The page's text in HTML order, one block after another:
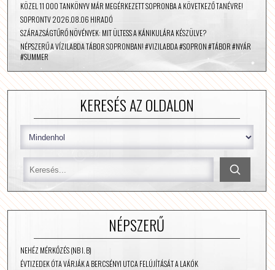
KÖZEL 11 000 TANKÖNYV MÁR MEGÉRKEZETT SOPRONBA A KÖVETKEZŐ TANÉVRE!
SOPRONTV 2026.08.06 HIRADÓ
SZÁRAZSÁGTŰRŐ NÖVÉNYEK: MIT ÜLTESS A KÁNIKULÁRA KÉSZÜLVE?
NÉPSZERŰ A VÍZILABDA TÁBOR SOPRONBAN! #VIZILABDA #SOPRON #TÁBOR #NYÁR
#SUMMER
KERESÉS AZ OLDALON
NÉPSZERŰ
NEHÉZ MÉRKŐZÉS (NB I. B)
ÉVTIZEDEK ÓTA VÁRJÁK A BERCSÉNYI UTCA FELÚJÍTÁSÁT A LAKÓK